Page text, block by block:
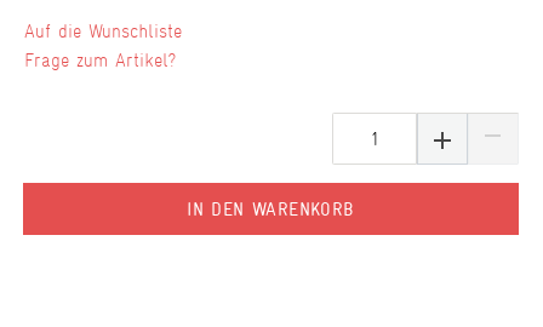
IN DEN WARENKORB
Wunschliste
Frage zum Artikel?